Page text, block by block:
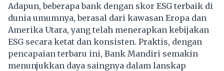
Adapun, beberapa bank dengan skor ESG terbaik di
dunia umumnya, berasal dari kawasan Eropa dan
Amerika Utara, yang telah menerapkan kebijakan
ESG secara ketat dan konsisten. Praktis, dengan
pencapaian terbaru ini, Bank Mandiri semakin
menunjukkan daya saingnya dalam lanskap